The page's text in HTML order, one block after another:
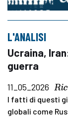
L'ANALISI
Ucraina,
guerra
11_05_2026
I fatti di questi
globali come